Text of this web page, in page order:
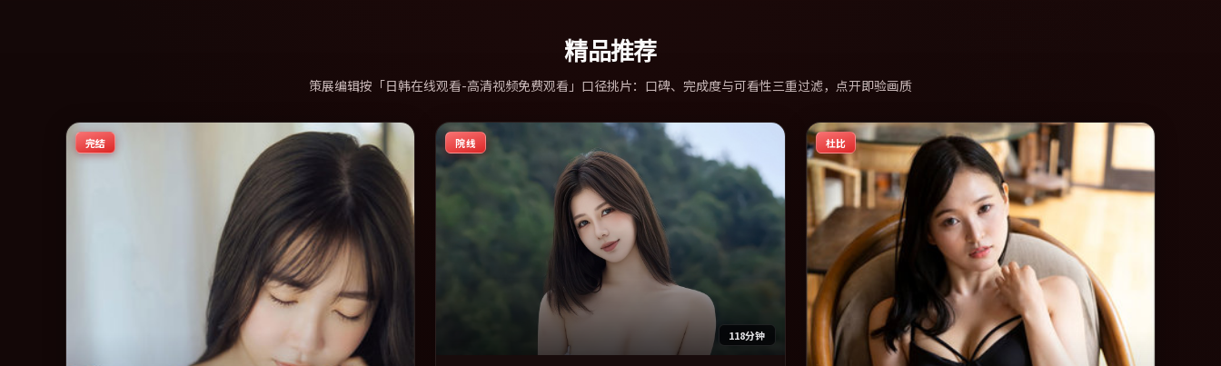
精品推荐
策展编辑按「日韩在线观看-高清视频免费观看」口径挑片：口碑、完成度与可看性三重过滤，点开即验画质
完结 院线
118分钟
杜比